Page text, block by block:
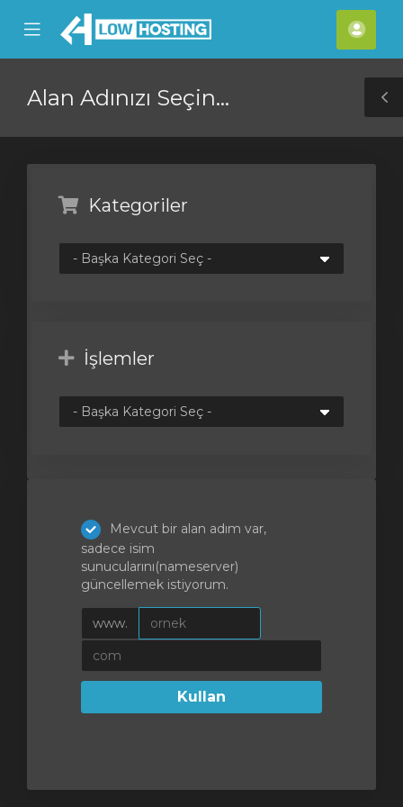
Mobile
Menu
Alan Adınızı Seçin...
Kategoriler
İşlemler
Mevcut bir alan adım var,
sadece isim
sunucularını(nameserver)
güncellemek istiyorum.
www.
Kullan